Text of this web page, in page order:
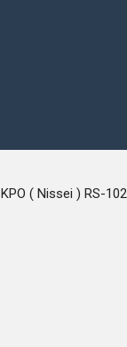
KPO ( Nissei ) RS-